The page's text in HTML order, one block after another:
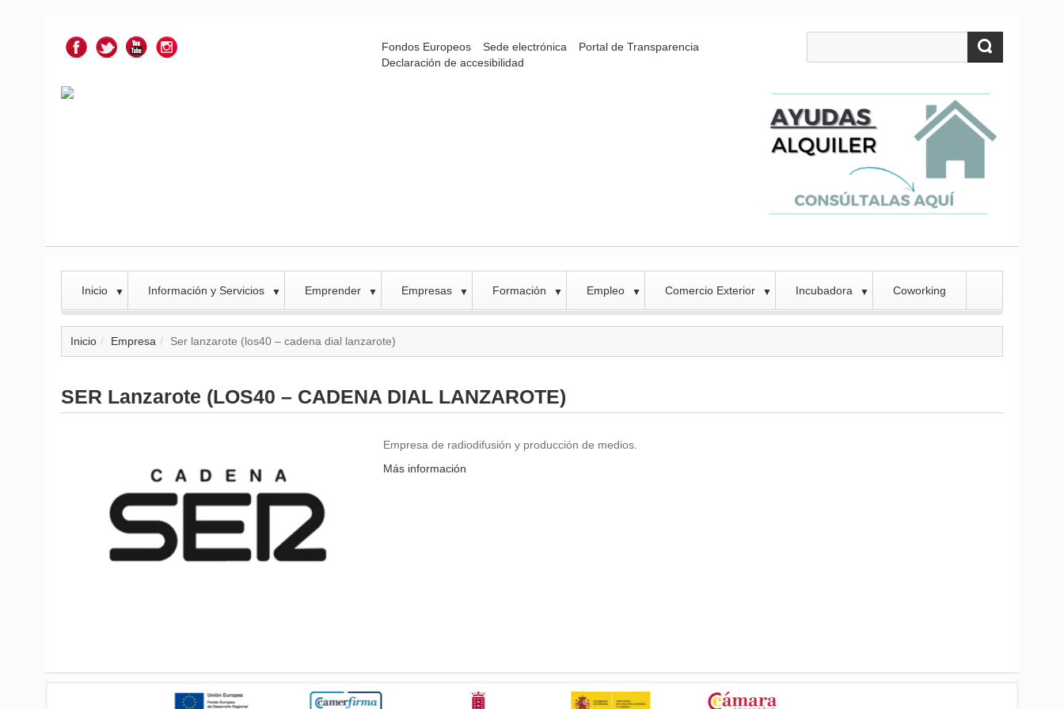
Fondos Europeos Sede electrónica
Portal de Transparencia
Declaración de accesibilidad
Inicio ▼ Información y Servicios ▼ Emprender ▼ Empresas ▼ Formación ▼ Empleo ▼ Comercio Exterior ▼ Incubadora ▼ Coworking
Inicio Empresa Ser lanzarote (los40 – cadena dial lanzarote)
SER Lanzarote (LOS40 – CADENA DIAL LANZAROTE)
Empresa de radiodifusión y producción de medios.
Más información